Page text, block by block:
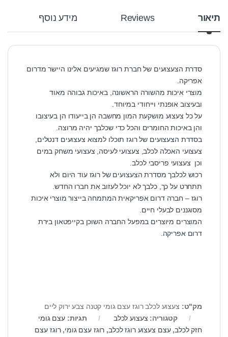
תיאור Reviews מידע נוסף
סדרת הצעצועים של חברת רוגז שמגיעים אלינו היישר מדרום
אפריקה.
מוצרי איכות מהשורה הראשונה, באיכות גבוהה מאוד
ובעיצוב אופנתי וייחודי במיוחד.
על כל צעצוע מושקעת המון מחשבה הן בייעודו הן בעיצובו
והן באיכות החומרים והכל כדי שכלבך יהיה מרוצה.
בסדרת הצעצועים של רוגז תוכלו למצוא צעצועים דנטלים,
צעצועי האכלה לכלב, צעצועי לעיסה, צעצועי משחק במים
וכן צעצועי פריסבי לכלב.
רכוש לכלבך מסדרת הצעצועים של רוגז עוד היום ולא
תתחרט על כך, כלבך לא יוכל לעזוב את חברו החדש.
רוגז – חברה דרום אפריקאית המתמחה בייצור מוצרי איכות
מסוגננים לבעלי חיים.
המוצרים מיוצרים במפעל החברה השוכן בקייפטאון בירת
דרום אפריקה.
מק"ט: צעצוע לכלב רוגז עצם גומי קטנה צבע ירוק ליים
קטגוריה: צעצוע לכלב תגיות: עצם גומי
חזק לכלב,עצם צעצוע רוגז לכלב, רוגז עצם גומי,רוגז עצם